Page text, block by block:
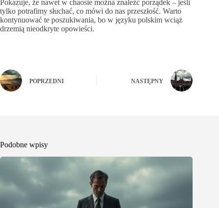
Pokazuje, że nawet w chaosie można znaleźć porządek – jeśli
tylko potrafimy słuchać, co mówi do nas przeszłość. Warto
kontynuować te poszukiwania, bo w języku polskim wciąż
drzemią nieodkryte opowieści.
POPRZEDNI NASTĘPNY
Podobne wpisy